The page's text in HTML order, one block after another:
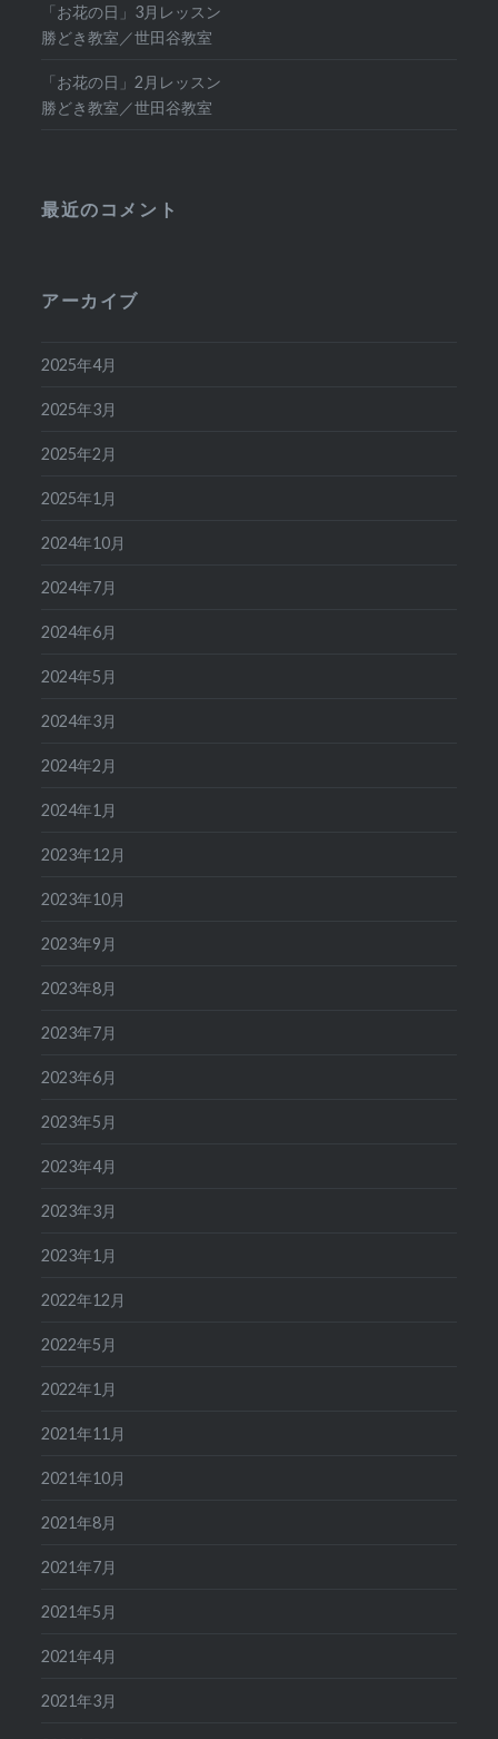
「お花の日」3月レッスン
勝どき教室／世田谷教室
「お花の日」2月レッスン
勝どき教室／世田谷教室
最近のコメント
アーカイブ
2025年4月
2025年3月
2025年2月
2025年1月
2024年10月
2024年7月
2024年6月
2024年5月
2024年3月
2024年2月
2024年1月
2023年12月
2023年10月
2023年9月
2023年8月
2023年7月
2023年6月
2023年5月
2023年4月
2023年3月
2023年1月
2022年12月
2022年5月
2022年1月
2021年11月
2021年10月
2021年8月
2021年7月
2021年5月
2021年4月
2021年3月